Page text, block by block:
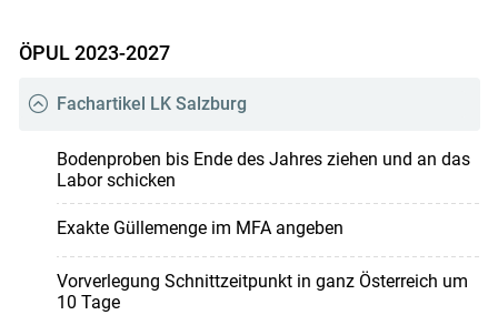
ÖPUL 2023-2027
Fachartikel LK Salzburg
Bodenproben bis Ende des Jahres ziehen und an das
Labor schicken
Exakte Güllemenge im MFA angeben
Vorverlegung Schnittzeitpunkt in ganz Österreich um
10 Tage